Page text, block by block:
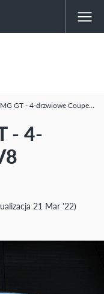
Mercedes AMG GT - 4-drzwiowe Coupe V8 odświeżone
- 4-
21 Mar '22)